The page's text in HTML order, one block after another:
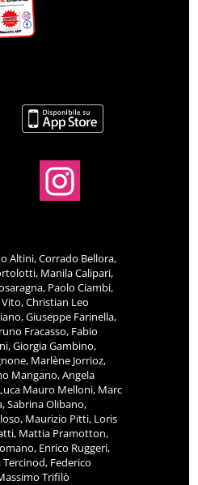
Altini, Corrado Bellora,
Manila Calipari,
Paolo Ciambi,
Christian Leo
Giuseppe Farinella,
Fracasso, Fabio
Giorgia Gambino,
Marlène Jorrioz,
Mangano, Angela
Mauro Melloni, Marc
Sabrina Olibano,
Maurizio Pitti, Loris
Mattia Pramotton,
Enrico Ruggeri,
Tercinod, Federico
Trifilò